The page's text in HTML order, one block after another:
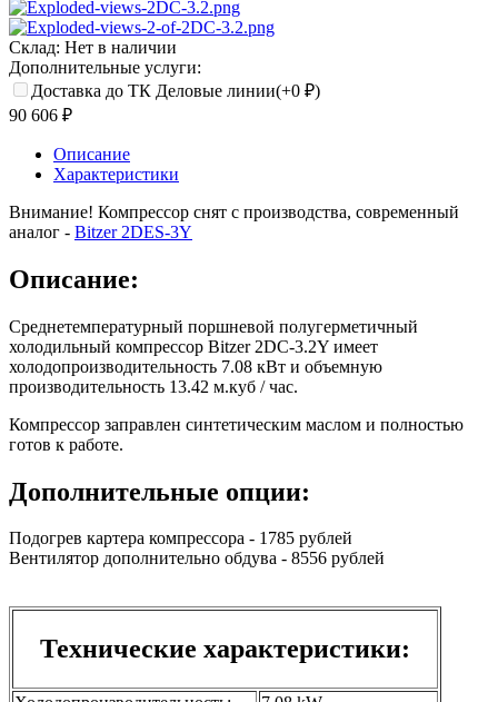
Склад: Нет в наличии
Дополнительные услуги:
Доставка до ТК Деловые линии(+0 ₽)
90 606 ₽
Описание
Характеристики
Внимание! Компрессор снят с производства, современный
аналог - Bitzer 2DES-3Y
Описание:
Среднетемпературный поршневой полугерметичный
холодильный компрессор Bitzer 2DC-3.2Y имеет
холодопроизводительность 7.08 кВт и объемную
производительность 13.42 м.куб / час.
Компрессор заправлен синтетическим маслом и полностью
готов к работе.
Дополнительные опции:
Подогрев картера компрессора - 1785 рублей
Вентилятор дополнительно обдува - 8556 рублей
Технические характеристики: